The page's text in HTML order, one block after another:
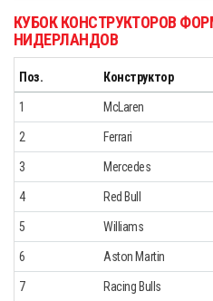
КУБОК КОНСТРУКТОРОВ
НИДЕРЛАНДОВ
Поз. Конструктор
1 McLaren
2 Ferrari
3 Mercedes
4 Red Bull
5 Williams
6 Aston Martin
7 Racing Bulls